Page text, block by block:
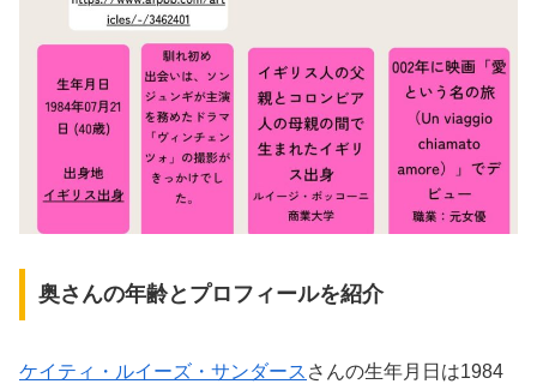
奥さんの年齢とプロフィールを紹介
ケイティ・ルイーズ・サンダース さんの生年月日は1984